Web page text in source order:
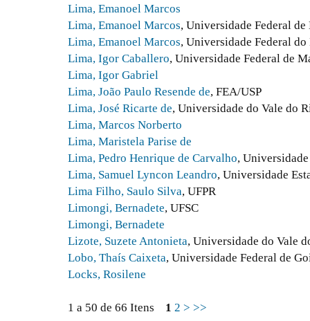
Lima, Emanoel Marcos
Lima, Emanoel Marcos, Universidade Federal
Lima, Emanoel Marcos, Universidade Federal
Lima, Igor Caballero, Universidade Federal de
Lima, Igor Gabriel
Lima, João Paulo Resende de, FEA/USP
Lima, José Ricarte de, Universidade do Vale do
Lima, Marcos Norberto
Lima, Maristela Parise de
Lima, Pedro Henrique de Carvalho,
Lima, Samuel Lyncon Leandro, Universidade
Lima Filho, Saulo Silva, UFPR
Limongi, Bernadete, UFSC
Limongi, Bernadete
Lizote, Suzete Antonieta, Universidade do Vale
Lobo, Thaís Caixeta, Universidade Federal de
Locks, Rosilene
1 a 50 de 66 Itens 1 2 > >>